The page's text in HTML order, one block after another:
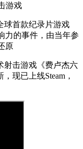
游戏
首款纪录片游戏
的事件，由当年参
原
射击游戏《费卢杰六
现已上线Steam，